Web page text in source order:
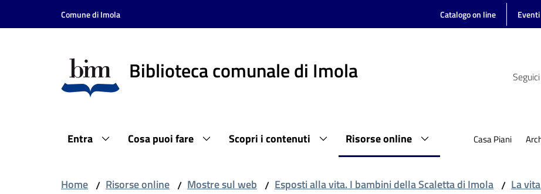
Vai al contenuto
Vai alla navigazione
Comune di Imola Catalogo on line Eventi
Biblioteca comunale di Imola
Entra Cosa puoi fare Scopri i contenuti Risorse online Casa Piani
Home / Risorse online / Mostre sul web / Esposti alla vita. I bambini della Scaletta di Imola / La